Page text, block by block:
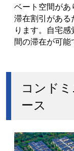
ベート空間があ
滞在割引がある
ります。自宅
間の滞在が可能
コンド
ース